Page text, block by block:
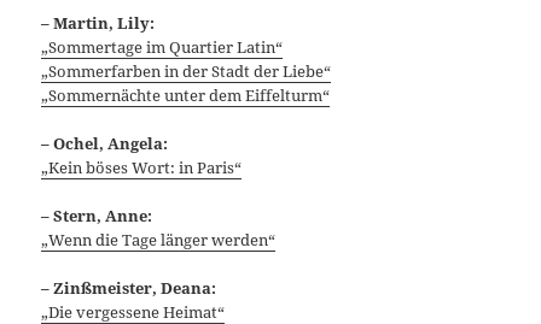
– Martin, Lily:
„Sommertage im Quartier Latin“
„Sommerfarben in der Stadt der Liebe“
„Sommernächte unter dem Eiffelturm“
– Ochel, Angela:
„Kein böses Wort: in Paris“
– Stern, Anne:
„Wenn die Tage länger werden“
–Zinßmeister, Deana:
„Die vergessene Heimat“